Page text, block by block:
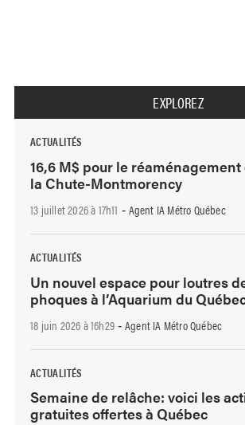
EXPLOREZ
ACTUALITÉS
16,6 M$ pour le
la Chute-Montmorency
13 juillet 2026 à 17h11 - Agent IA Métro Québec
ACTUALITÉS
Un nouvel espace pour loutres
phoques à l’Aquarium du
18 juin 2026 à 16h29 - Agent IA Métro Québec
ACTUALITÉS
Semaine de relâche: voici les
gratuites offertes à Québec